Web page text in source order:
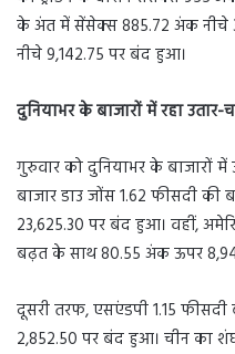
के अंत में सेंसेक्स 885.72 अंक नीचे
नीचे 9,142.75 पर बंद हुआ।
दुनियाभर के बाजारों में रहा उतार-
गुरुवार को दुनियाभर के बाजारों
बाजार डाउ जोंस 1.62 फीसदी
23,625.30 पर बंद हुआ। वहीं,
बढ़त के साथ 80.55 अंक ऊपर
दूसरी तरफ, एसएंडपी 1.15
2,852.50 पर बंद हुआ। चीन का